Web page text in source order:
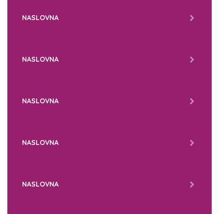
NASLOVNA
NASLOVNA
NASLOVNA
NASLOVNA
NASLOVNA